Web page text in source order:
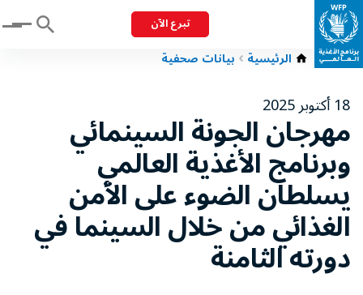
تبرع الآن Menu
الرئيسية بيانات صحفية
18 أكتوبر 2025
مهرجان الجونة السينمائي
وبرنامج الأغذية العالمي
يسلطان الضوء على الأمن
الغذائي من خلال السينما في
دورته الثامنة